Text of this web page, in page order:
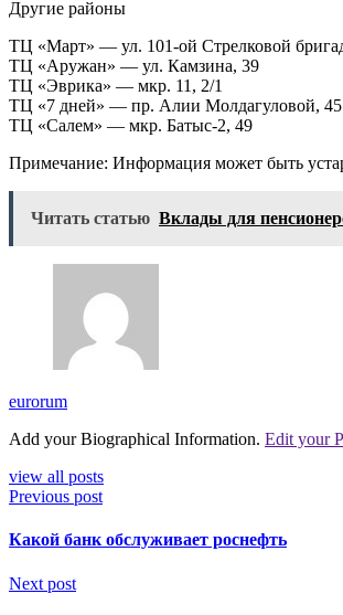
Другие районы
ТЦ «Март» — ул. 101-ой Стрелковой
ТЦ «Аружан» — ул. Камзина, 39
ТЦ «Эврика» — мкр. 11, 2/1
ТЦ «7 дней» — пр. Алии Молдагуловой, 45
ТЦ «Салем» — мкр. Батыс-2, 49
Примечание: Информация может быть
Читать статью Вклады для
eurorum
Add your Biographical Information. Edit your
view all posts
Previous post
Какой банк обслуживает роснефть
Next post